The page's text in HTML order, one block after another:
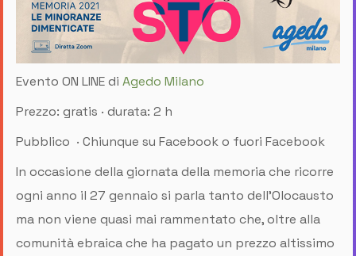
Evento ON LINE di Agedo Milano
Prezzo: gratis · durata: 2 h
Pubblico · Chiunque su Facebook o fuori Facebook
In occasione della giornata della memoria che ricorre
ogni anno il 27 gennaio si parla tanto dell'Olocausto
ma non viene quasi mai rammentato che, oltre alla
comunità ebraica che ha pagato un prezzo altissimo